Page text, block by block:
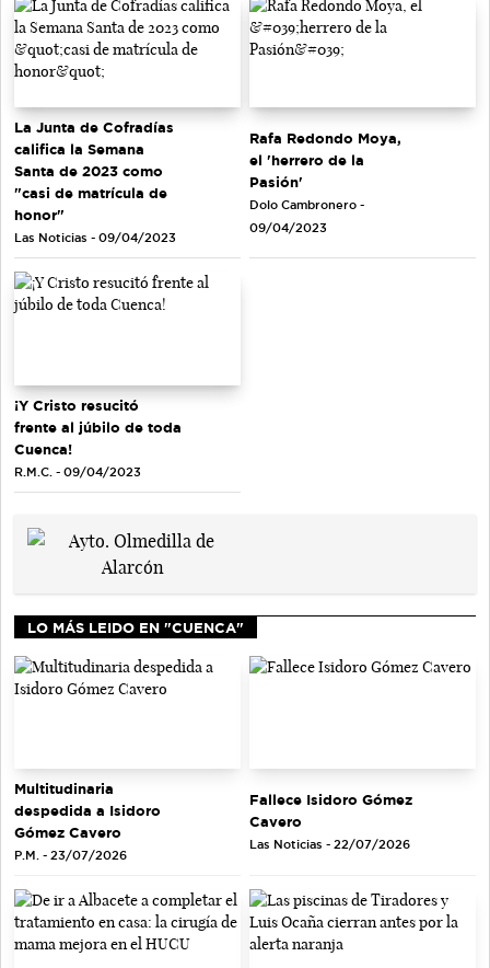
La Junta de Cofradías
califica la Semana
Santa de 2023 como
"casi de matrícula de
honor"
Las Noticias - 09/04/2023
Rafa Redondo Moya,
el 'herrero de la
Pasión'
Dolo Cambronero -
09/04/2023
¡Y Cristo resucitó
frente al júbilo de toda
Cuenca!
R.M.C. - 09/04/2023
LO MÁS LEIDO EN "CUENCA"
Multitudinaria
despedida a Isidoro
Gómez Cavero
P.M. - 23/07/2026
Fallece Isidoro Gómez
Cavero
Las Noticias - 22/07/2026